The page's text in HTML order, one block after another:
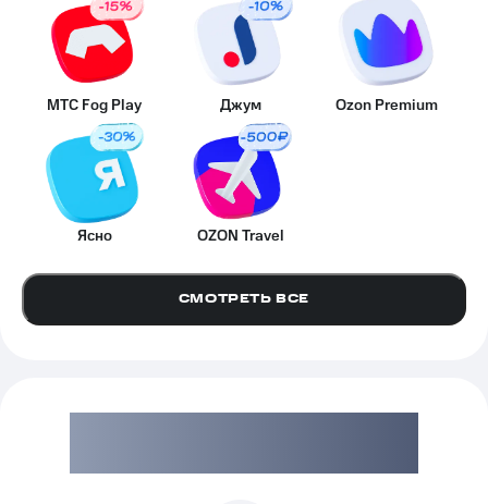
МТС Fog Play Джум Ozon Premium
Ясно OZON Travel
СМОТРЕТЬ ВСЕ